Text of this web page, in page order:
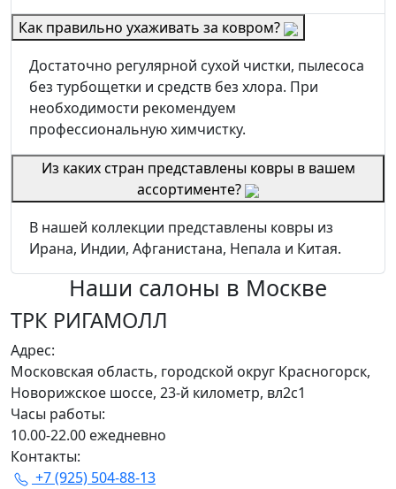
Как правильно ухаживать за ковром?
Достаточно регулярной сухой чистки, пылесоса
без турбощетки и средств без хлора. При
необходимости рекомендуем
профессиональную химчистку.
Из каких стран представлены ковры в вашем
ассортименте?
В нашей коллекции представлены ковры из
Ирана, Индии, Афганистана, Непала и Китая.
Наши салоны в Москве
ТРК РИГАМОЛЛ
Адрес:
Московская область, городской округ Красногорск,
Новорижское шоссе, 23-й километр, вл2с1
Часы работы:
10.00-22.00 ежедневно
Контакты:
+7 (925) 504-88-13